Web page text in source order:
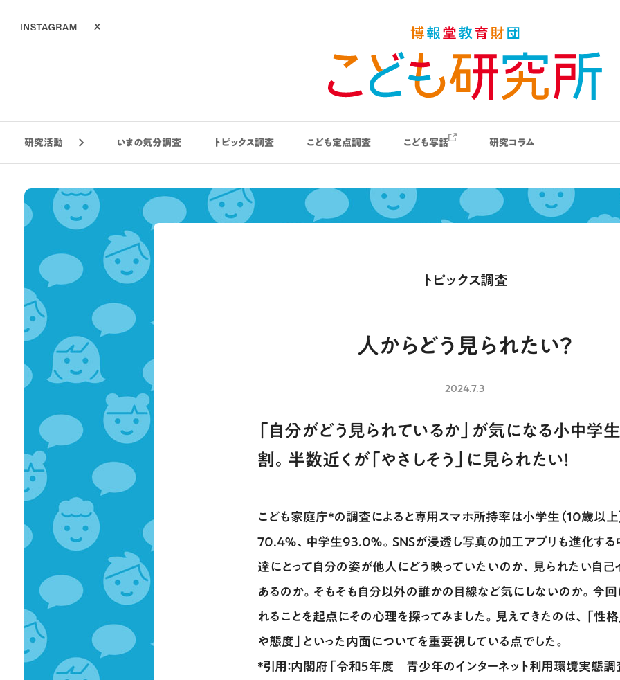
研究活動 いまの気分調査 トピックス調査 こども定点調査 こども写話 研究コラム
トピックス調査
人からどう見られたい？
2024.7.3
「自分がどう見られているか」が気になる小中学生
割。半数近くが「やさしそう」に見られたい！
こども家庭庁*の調査によると専用スマホ所持率は小学生（10歳以上
70.4％、中学生93.0％。SNSが浸透し写真の加工アプリも進化する
達にとって自分の姿が他人にどう映っていたいのか、見られたい自己
あるのか。そもそも自分以外の誰かの目線など気にしないのか。今回
れることを起点にその心理を探ってみました。見えてきたのは、「性格
や態度」といった内面についてを重要視している点でした。
*引用：内閣府「令和５年度 青少年のインターネット利用環境実態調